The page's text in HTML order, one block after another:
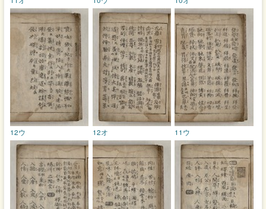
11ウ
12オ
12ウ